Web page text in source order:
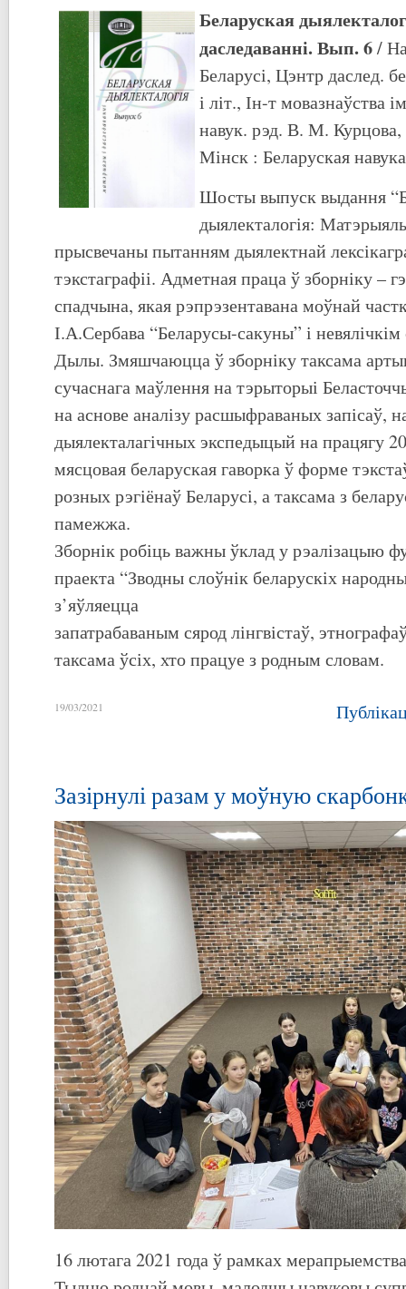
Беларуская
даследаванні. Вып. 6/
Беларусі, Цэнтр даслед.
і літ., Ін-т мовазнаўства
навук. рэд. В. М.
Мінск : Беларуская
Шосты выпуск выдання
дыялекталогія:
прысвечаны пытанням дыялектнай
тэкстаграфіі. Адметная праца ў зборніку –
спадчына, якая рэпрэзентавана моўнай
І.А.Сербава “Беларусы-сакуны” і
Дылы. Змяшчаюцца ў зборніку таксама
сучаснага маўлення на тэрыторыі
на аснове аналізу расшыфраваных запісаў,
дыялекталагічных экспедыцый на працягу
мясцовая беларуская гаворка ў форме
розных рэгіёнаў Беларусі, а таксама з
памежжа.
Зборнік робіць важны ўклад у рэалізацыю
праекта “Зводны слоўнік беларускіх
з’яўляецца
запатрабаваным сярод лінгвістаў,
таксама ўсіх, хто працуе з родным словам.
19/03/2021
Зазірнулі разам у моўную
16 лютага 2021 года ў рамках